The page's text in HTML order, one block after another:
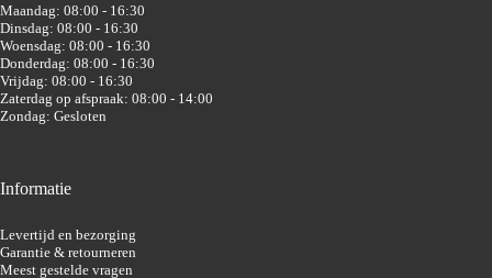
Maandag: 08:00 - 16:30
Dinsdag: 08:00 - 16:30
Woensdag: 08:00 - 16:30
Donderdag: 08:00 - 16:30
Vrijdag: 08:00 - 16:30
Zaterdag op afspraak: 08:00 - 14:00
Zondag: Gesloten
Informatie
Levertijd en bezorging
Garantie & retourneren
Meest gestelde vragen